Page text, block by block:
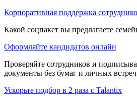
Корпоративная поддержка
Какой соцпакет вы предлагаете
Оформляйте кандидатов онлайн
Проверяйте сотрудников и
документы без бумаг и личных встреч
Ускорьте подбор в 2 раза с Talantix